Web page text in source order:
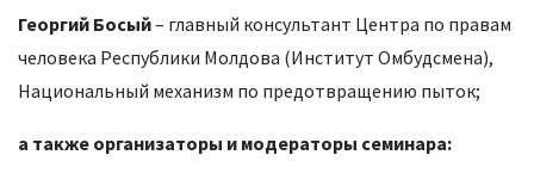
Георгий Босый– главный консультант Центра по правам
человека Республики Молдова (Институт Омбудсмена),
Национальный механизм по предотвращению пыток;
а также организаторы и модераторы семинара: